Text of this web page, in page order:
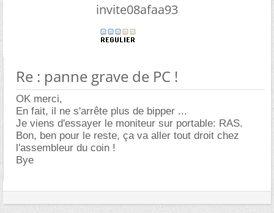
invite08afaa93
Re : panne grave de PC !
OK merci,
En fait, il ne s'arrête plus de bipper ...
Je viens d'essayer le moniteur sur portable: RAS.
Bon, ben pour le reste, ça va aller tout droit chez
l'assembleur du coin !
Bye